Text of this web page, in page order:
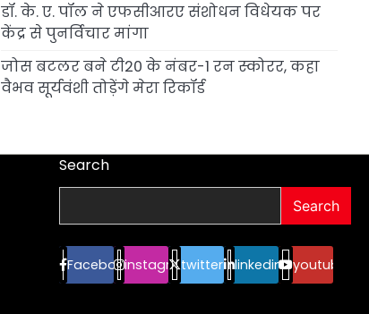
डॉ. के. ए. पॉल ने एफसीआरए संशोधन विधेयक पर
केंद्र से पुनर्विचार मांगा
जोस बटलर बने टी20 के नंबर-1 रन स्कोरर, कहा
वैभव सूर्यवंशी तोड़ेंगे मेरा रिकॉर्ड
Search
Search
Facebookinstagramtwitter linkedin youtube